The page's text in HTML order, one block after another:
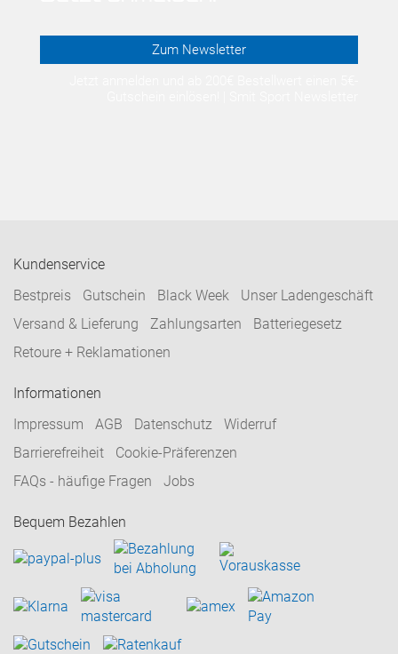
Zum Newsletter
Kundenservice
Bestpreis
Gutschein Black Week
Unser Ladengeschäft
Versand & Lieferung
Zahlungsarten
Batteriegesetz
Retoure + Reklamationen
Informationen
Impressum
AGB Datenschutz
Widerruf
Barrierefreiheit
Cookie-Präferenzen
FAQs - häufige Fragen
Jobs
Bequem Bezahlen